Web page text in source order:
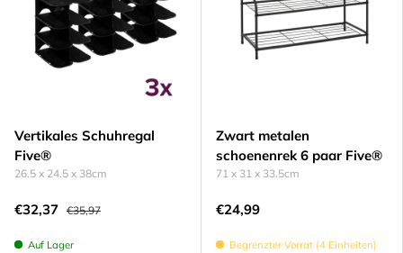
Vertikales Schuhregal
Five®
26.5 x 24.5 x 38cm
€32,37 €35,97
Auf Lager
Zwart metalen
schoenenrek 6 paar Five®
71 x 31 x 33.5cm
€24,99
Begrenzter Vorrat (4 Einheiten)